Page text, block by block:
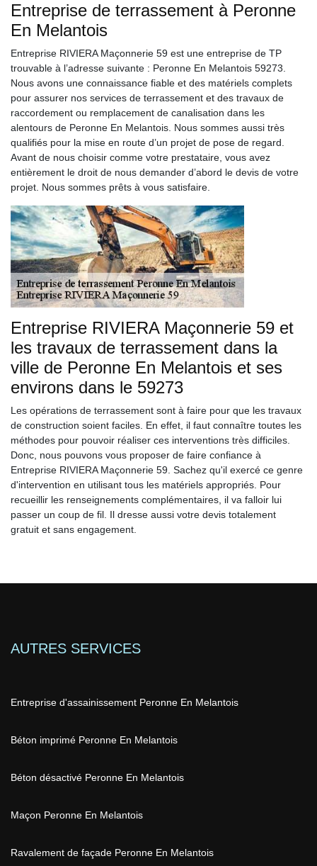
Entreprise de terrassement à Peronne
En Melantois
Entreprise RIVIERA Maçonnerie 59 est une entreprise de TP
trouvable à l’adresse suivante : Peronne En Melantois 59273.
Nous avons une connaissance fiable et des matériels complets
pour assurer nos services de terrassement et des travaux de
raccordement ou remplacement de canalisation dans les
alentours de Peronne En Melantois. Nous sommes aussi très
qualifiés pour la mise en route d’un projet de pose de regard.
Avant de nous choisir comme votre prestataire, vous avez
entièrement le droit de nous demander d’abord le devis de votre
projet. Nous sommes prêts à vous satisfaire.
Entreprise RIVIERA Maçonnerie 59 et
les travaux de terrassement dans la
ville de Peronne En Melantois et ses
environs dans le 59273
Les opérations de terrassement sont à faire pour que les travaux
de construction soient faciles. En effet, il faut connaître toutes les
méthodes pour pouvoir réaliser ces interventions très difficiles.
Donc, nous pouvons vous proposer de faire confiance à
Entreprise RIVIERA Maçonnerie 59. Sachez qu'il exercé ce genre
d'intervention en utilisant tous les matériels appropriés. Pour
recueillir les renseignements complémentaires, il va falloir lui
passer un coup de fil. Il dresse aussi votre devis totalement
gratuit et sans engagement.
AUTRES SERVICES
Entreprise d'assainissement Peronne En Melantois
Béton imprimé Peronne En Melantois
Béton désactivé Peronne En Melantois
Maçon Peronne En Melantois
Ravalement de façade Peronne En Melantois